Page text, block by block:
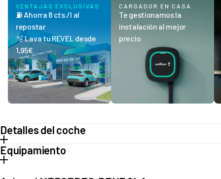
VENTAJAS EXCLUSIVAS
⛽ Ahorra 8 cts./l al
repostar
🫧 Lava tu REVEL desde
1,95€
CARGADOR EN CASA
Te gestionamos la
instalación al mejor
precio
Detalles del coche
Tipo de vehículo
Transmisión
Combustible
Híbrido Enchufable
Equipamiento